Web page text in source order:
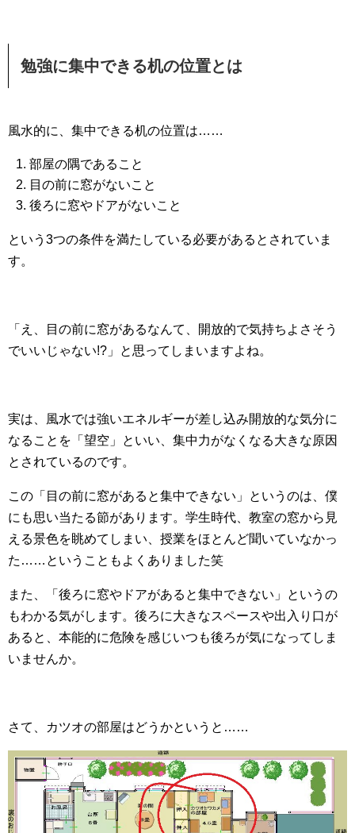
勉強に集中できる机の位置とは
風水的に、集中できる机の位置は……
部屋の隅であること
目の前に窓がないこと
後ろに窓やドアがないこと
という3つの条件を満たしている必要があるとされていま
す。
「え、目の前に窓があるなんて、開放的で気持ちよさそう
でいいじゃない!?」と思ってしまいますよね。
実は、風水では強いエネルギーが差し込み開放的な気分に
なることを「望空」といい、集中力がなくなる大きな原因
とされているのです。
この「目の前に窓があると集中できない」というのは、僕
にも思い当たる節があります。学生時代、教室の窓から見
える景色を眺めてしまい、授業をほとんど聞いていなかっ
た……ということもよくありました笑
また、「後ろに窓やドアがあると集中できない」というの
もわかる気がします。後ろに大きなスペースや出入り口が
あると、本能的に危険を感じいつも後ろが気になってしま
いませんか。
さて、カツオの部屋はどうかというと……